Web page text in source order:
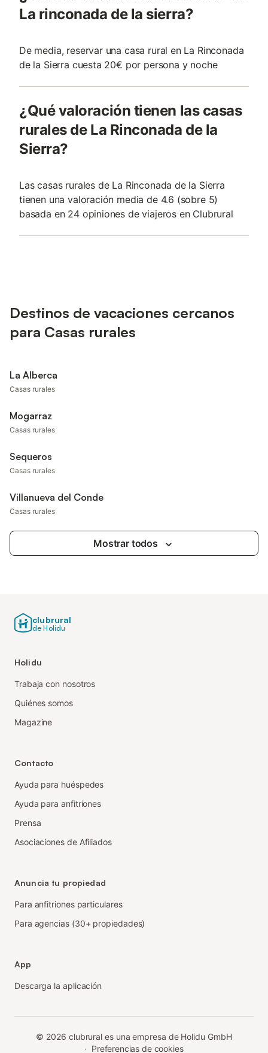
La rinconada de la sierra?
De media, reservar una casa rural en La Rinconada
de la Sierra cuesta 20€ por persona y noche
¿Qué valoración tienen las casas
rurales de La Rinconada de la
Sierra?
Las casas rurales de La Rinconada de la Sierra
tienen una valoración media de 4.6 (sobre 5)
basada en 24 opiniones de viajeros en Clubrural
Destinos de vacaciones cercanos
para Casas rurales
La Alberca
Casas rurales
Mogarraz
Casas rurales
Sequeros
Casas rurales
Villanueva del Conde
Casas rurales
Mostrar todos
clubrural
de Holidu
Holidu
Trabaja con nosotros
Quiénes somos
Magazine
Contacto
Ayuda para huéspedes
Ayuda para anfitriones
Prensa
Asociaciones de Afiliados
Anuncia tu propiedad
Para anfitriones particulares
Para agencias (30+ propiedades)
App
Descarga la aplicación
© 2026 clubrural es una empresa de Holidu GmbH
· Preferencias de cookies